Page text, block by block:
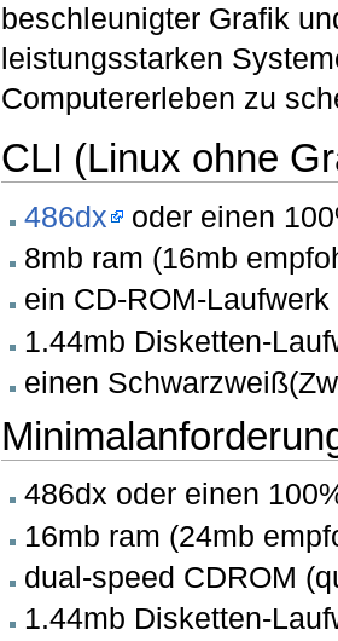
beschleunigter Grafik
leistungsstarken
Computererleben zu
CLI (Linux ohne
486dx oder einen
8mb ram (16mb
ein CD-ROM-Laufwerk
1.44mb Disketten-
einen
486dx oder einen
16mb ram (24mb
dual-speed CDROM
1.44mb Disketten-